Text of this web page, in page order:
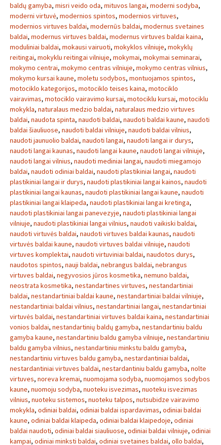
baldų gamyba, misri veido oda, mituvos langai, moderni sodyba,
moderni virtuvė, modernios spintos, modernios virtuves,
modernios virtuves baldai, modernūs baldai, modernus svetaines
baldai, modernus virtuves baldai, modernus virtuves baldai kaina,
moduliniai baldai, mokausi vairuoti, mokyklos vilniuje, mokyklų
reitingai, mokyklu reitingai vilniuje, mokymai, mokymai seminarai,
mokymo centrai, mokymo centras vilniuje, mokymo centras vilnius,
mokymo kursai kaune, moletu sodybos, montuojamos spintos,
motociklo kategorijos, motociklo teises kaina, motociklo
vairavimas, motociklo vairavimo kursai, motociklu kursai, motociklu
mokykla, naturalaus medzio baldai, naturalaus medzio virtuves
baldai, naudota spinta, naudoti baldai, naudoti baldai kaune, naudoti
baldai šiauliuose, naudoti baldai vilniuje, naudoti baldai vilnius,
naudoti jaunuolio baldai, naudoti langai, naudoti langai ir durys,
naudoti langai kaunas, naudoti langai kaune, naudoti langai vilniuje,
naudoti langai vilnius, naudoti mediniai langai, naudoti miegamojo
baldai, naudoti odiniai baldai, naudoti plastikiniai langai, naudoti
plastikiniai langai ir durys, naudoti plastikiniai langai kainos, naudoti
plastikiniai langai kaunas, naudoti plastikiniai langai kaune, naudoti
plastikiniai langai klaipeda, naudoti plastikiniai langai kretinga,
naudoti plastikiniai langai panevezyje, naudoti plastikiniai langai
vilniuje, naudoti plastikiniai langai vilnius, naudoti vaikiski baldai,
naudoti virtuvės baldai, naudoti virtuves baldai kaunas, naudoti
virtuvės baldai kaune, naudoti virtuves baldai vilniuje, naudoti
virtuves komplektai, naudoti virtuviniai baldai, naudotos durys,
naudotos spintos, nauji baldai, nebrangus baldai, nebrangus
virtuves baldai, negyvosios jūros kosmetika, nemuno baldai,
neostrata kosmetika, nestandartines virtuves, nestandartiniai
baldai, nestandartiniai baldai kaune, nestandartiniai baldai vilniuje,
nestandartiniai baldai vilnius, nestandartiniai langai, nestandartiniai
virtuvės baldai, nestandartiniai virtuves baldai kaina, nestandartiniai
vonios baldai, nestandartinių baldų gamyba, nestandartiniu baldu
gamyba kaune, nestandartiniu baldu gamyba vilniuje, nestandartiniu
baldu gamyba vilnius, nestandartiniu minkstu baldu gamyba,
nestandartiniu virtuves baldu gamyba, nestardantiniai baldai,
nestardantiniai virtuves baldai, nestardantiniu baldu gamyba, nolte
virtuves, noreva kremai, nuomojama sodyba, nuomojamos sodybos
kaune, nuomoju sodyba, nuoteku isvezimas, nuoteku isvezimas
vilnius, nuoteku sistemos, nuoteku talpos, nutsubidze vairavimo
mokykla, odiniai baldai, odiniai baldai ispardavimas, odiniai baldai
kaune, odiniai baldai klaipeda, odiniai baldai klaipedoje, odiniai
baldai naudoti, odiniai baldai siauliuose, odiniai baldai vilniuje, odiniai
kampai, odiniai minksti baldai, odiniai svetaines baldai, ollo baldai,